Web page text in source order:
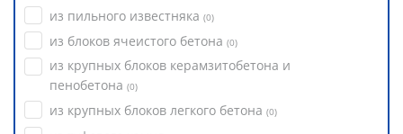
из пильного известняка (0)
из блоков ячеистого бетона (0)
из крупных блоков керамзитобетона и
пенобетона (0)
из крупных блоков легкого бетона (0)